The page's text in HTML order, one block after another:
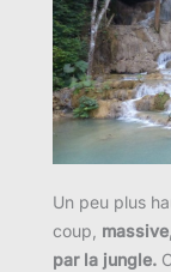
Un peu plus
coup,
par la jungle.